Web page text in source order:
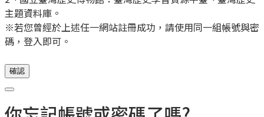
主題資料庫。
※若您曾經於上述任一網站註冊成功，請使用同一組帳號與密
碼，登入即可。
確認